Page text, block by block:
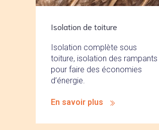
Isolation de toiture
Isolation complète sous
toiture, isolation des rampants
pour faire des économies
d’énergie.
En savoir plus